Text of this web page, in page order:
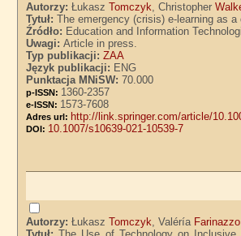
Autorzy:ŁukaszTomczyk, Christopher
Tytuł:The emergency (crisis) e-learning as
Źródło: Education and Information
Uwagi:Article in press.
Typ publikacji:ZAA
Język publikacji: ENG
Punktacja MNiSW:70.000
p-ISSN: 1360-2357
e-ISSN: 1573-7608
Adres url: http://link.springer.com/article/
DOI: 10.1007/s10639-021-10539-7
Autorzy:ŁukaszTomczyk, Valéría